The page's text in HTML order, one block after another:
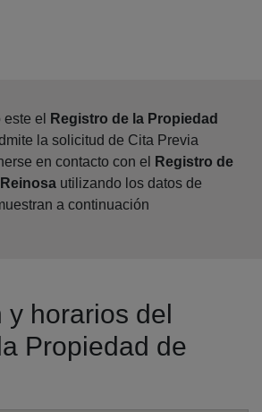
el
Registro de la Propiedad
la solicitud de Cita Previa
en contacto con el
Registro de
utilizando los datos de
a continuación
y horarios del
Propiedad de